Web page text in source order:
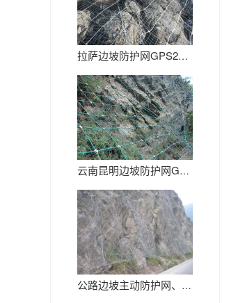
拉萨边坡防护网GPS2厂家
云南昆明边坡防护网GPS2厂家
公路边坡主动防护网、铁路沿线主...